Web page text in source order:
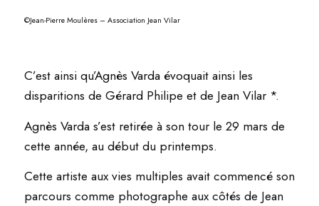
©Jean-Pierre Moulères – Association Jean Vilar
C’est ainsi qu’Agnès Varda évoquait ainsi les
disparitions de Gérard Philipe et de Jean Vilar *.
Agnès Varda s’est retirée à son tour le 29 mars de
cette année, au début du printemps.
Cette artiste aux vies multiples avait commencé son
parcours comme photographe aux côtés de Jean